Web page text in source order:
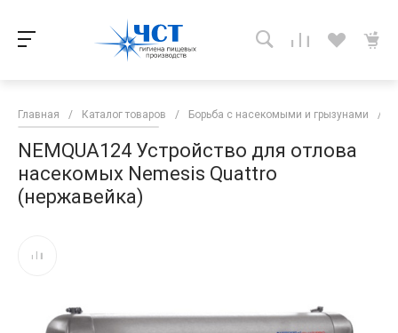
Главная / Каталог товаров / Борьба с насекомыми и грызунами /
NEMQUA124 Устройство для отлова
насекомых Nemesis Quattro
(нержавейка)